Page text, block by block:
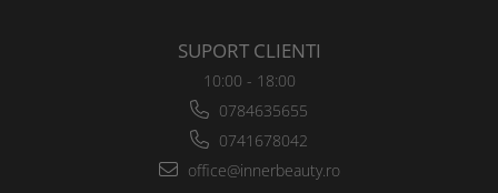
SUPORT CLIENTI
10:00 - 18:00
0784635655
0741678042
office@innerbeauty.ro